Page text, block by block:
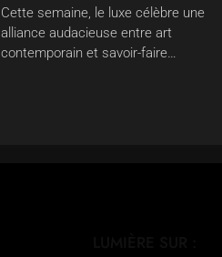
Cette semaine, le luxe célèbre une
alliance audacieuse entre art
contemporain et savoir-faire…